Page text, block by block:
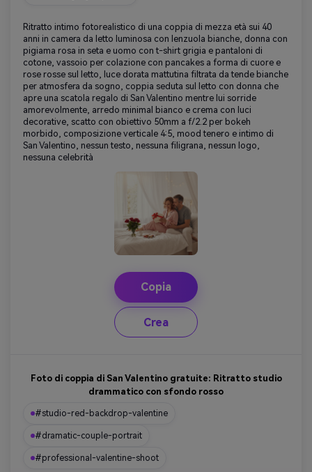
Ritratto intimo fotorealistico di una coppia di mezza età sui 40
anni in camera da letto luminosa con lenzuola bianche, donna con
pigiama rosa in seta e uomo con t-shirt grigia e pantaloni di
cotone, vassoio per colazione con pancakes a forma di cuore e
rose rosse sul letto, luce dorata mattutina filtrata da tende bianche
per atmosfera da sogno, coppia seduta sul letto con donna che
apre una scatola regalo di San Valentino mentre lui sorride
amorevolmente, arredo minimal bianco e crema con luci
decorative, scatto con obiettivo 50mm a f/2.2 per bokeh
morbido, composizione verticale 4:5, mood tenero e intimo di
San Valentino, nessun testo, nessuna filigrana, nessun logo,
nessuna celebrità
Copia
Crea
Foto di coppia di San Valentino gratuite: Ritratto studio
drammatico con sfondo rosso
#studio-red-backdrop-valentine
#dramatic-couple-portrait
#professional-valentine-shoot